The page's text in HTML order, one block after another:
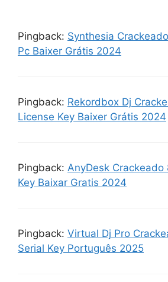
Pingback: Synthesia
Pc Baixer Grátis 2024
Pingback: Rekordbox Dj
License Key Baixer Grátis 2024
Pingback: AnyDesk Crackeado
Key Baixar Gratis 2024
Pingback: Virtual Dj Pro
Serial Key Português 2025